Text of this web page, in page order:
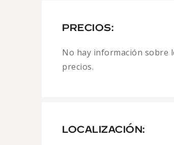
PRECIOS:
No hay información sobre
precios.
LOCALIZACIÓN: